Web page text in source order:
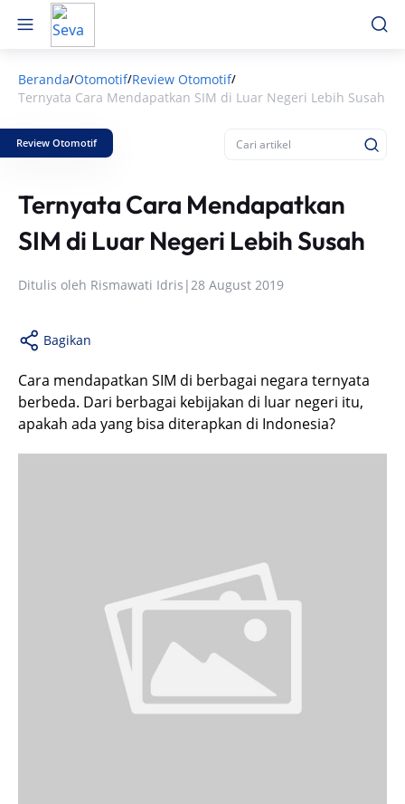
Beranda/Otomotif/Review Otomotif/
Ternyata Cara Mendapatkan SIM di Luar Negeri Lebih Susah
Review Otomotif
Ternyata Cara Mendapatkan
SIM di Luar Negeri Lebih Susah
Ditulis oleh Rismawati Idris |28 August 2019
Bagikan
Cara mendapatkan SIM di berbagai negara ternyata
berbeda. Dari berbagai kebijakan di luar negeri itu,
apakah ada yang bisa diterapkan di Indonesia?